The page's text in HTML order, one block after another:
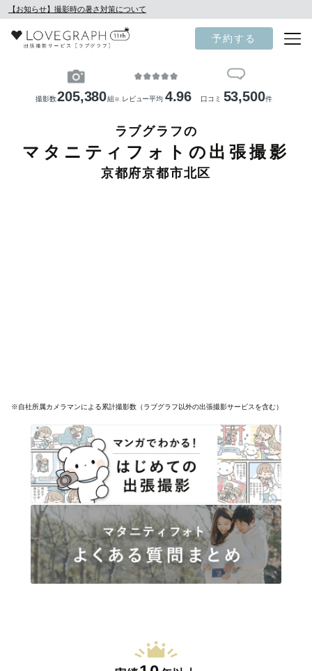
【お知らせ】撮影時の暑さ対策について
予約する
撮影数205,380組 ※ レビュー平均 4.96 口コミ 53,500件
ラブグラフの
マタニティフォトの出張撮影
京都府京都市北区
※自社所属カメラマンによる累計撮影数（ラブグラフ以外の出張撮影サービスを含む）